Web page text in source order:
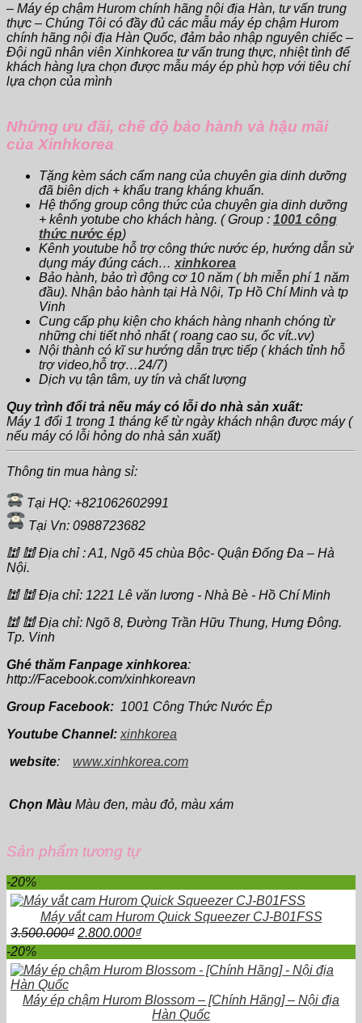
– Máy ép chậm Hurom chính hãng nội địa Hàn, tư vấn trung
thực – Chúng Tôi có đầy đủ các mẫu máy ép chậm Hurom
chính hãng nội địa Hàn Quốc, đảm bảo nhập nguyên chiếc –
Đội ngũ nhân viên Xinhkorea tư vấn trung thực, nhiệt tình để
khách hàng lựa chọn được mẫu máy ép phù hợp với tiêu chí
lựa chọn của mình
Những ưu đãi, chế độ bảo hành và hậu mãi
của Xinhkorea
Tặng kèm sách cẩm nang của chuyên gia dinh dưỡng
đã biên dịch + khẩu trang kháng khuẩn.
Hệ thống group công thức của chuyên gia dinh dưỡng
+ kênh yotube cho khách hàng. ( Group : 1001 công
thức nước ép)
Kênh youtube hỗ trợ công thức nước ép, hướng dẫn sử
dụng máy đúng cách… xinhkorea
Bảo hành, bảo trì động cơ 10 năm ( bh miễn phí 1 năm
đầu). Nhận bảo hành tại Hà Nội, Tp Hồ Chí Minh và tp
Vinh
Cung cấp phụ kiện cho khách hàng nhanh chóng từ
những chi tiết nhỏ nhất ( roang cao su, ốc vít..vv)
Nội thành có kĩ sư hướng dẫn trực tiếp ( khách tỉnh hỗ
trợ video,hỗ trợ…24/7)
Dịch vụ tận tâm, uy tín và chất lượng
Quy trình đổi trả nếu máy có lỗi do nhà sản xuất:
Máy 1 đổi 1 trong 1 tháng kể từ ngày khách nhận được máy (
nếu máy có lỗi hỏng do nhà sản xuất)
Thông tin mua hàng sỉ:
Tại HQ: +821062602991
Tại Vn: 0988723682
🕍 🕍 Địa chỉ : A1, Ngõ 45 chùa Bộc- Quận Đống Đa – Hà
Nội.
🕍 🕍 Địa chỉ: 1221 Lê văn lương - Nhà Bè - Hồ Chí Minh
🕍 🕍 Địa chỉ: Ngõ 8, Đường Trần Hữu Thung, Hưng Đông.
Tp. Vinh
Ghé thăm Fanpage xinhkorea:
http://Facebook.com/xinhkoreavn
Group Facebook: 1001 Công Thức Nước Ép
Youtube Channel: xinhkorea
website: www.xinhkorea.com
Chọn Màu Màu đen, màu đỏ, màu xám
Sản phẩm tương tự
-20%
Máy vắt cam Hurom Quick Squeezer CJ-B01FSS
3.500.000₫ Giá
gốc
là:
3.500.000₫.
2.800.000₫Giá
hiện
tại
là:
-20%
Máy ép chậm Hurom Blossom – [Chính Hãng] – Nội địa
Hàn Quốc